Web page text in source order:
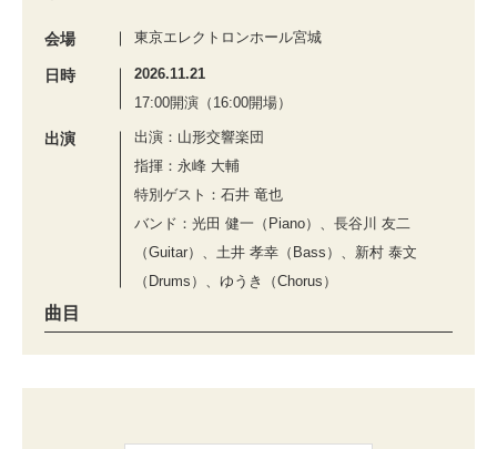
会場 東京エレクトロンホール宮城
日時
2026.11.21
17:00開演（16:00開場）
出演
出演：山形交響楽団
指揮：永峰 大輔
特別ゲスト：石井 竜也
バンド：光田 健一（Piano）、長谷川 友二
（Guitar）、土井 孝幸（Bass）、新村 泰文
（Drums）、ゆうき（Chorus）
曲目